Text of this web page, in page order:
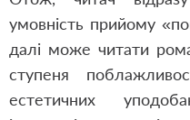
умовність прийому
далі може читати
ступеня
естетичних